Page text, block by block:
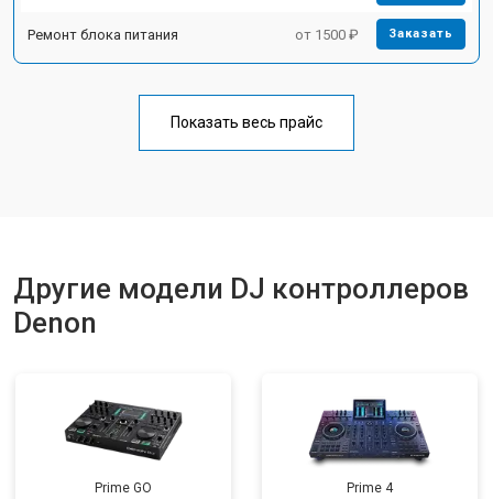
Ремонт блока питания от 1500 ₽ Заказать
Показать весь прайс
Другие модели DJ контроллеров
Denon
Prime GO Prime 4